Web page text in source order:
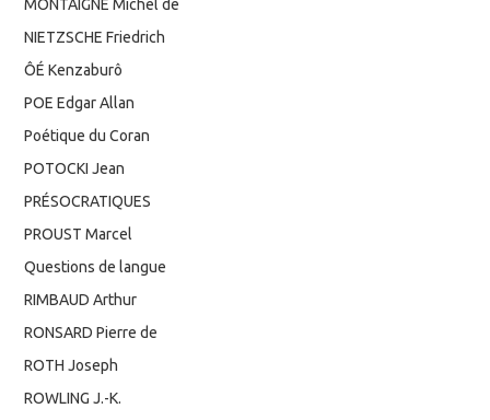
MONTAIGNE Michel de
NIETZSCHE Friedrich
ÔÉ Kenzaburô
POE Edgar Allan
Poétique du Coran
POTOCKI Jean
PRÉSOCRATIQUES
PROUST Marcel
Questions de langue
RIMBAUD Arthur
RONSARD Pierre de
ROTH Joseph
ROWLING J.-K.